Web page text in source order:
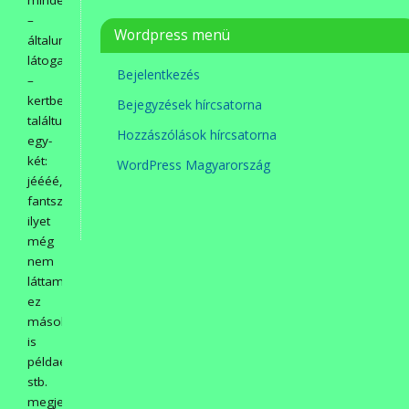
–
általunk
látogatott
–
kertben
találtunk
egy-
két:
jéééé,
fantsztikus,
ilyet
még
nem
láttam,
ez
másoknak
is
példaértékű,
stb.
megjegyzésekre
Wordpress menü
Bejelentkezés
Bejegyzések hírcsatorna
Hozzászólások hírcsatorna
WordPress Magyarország